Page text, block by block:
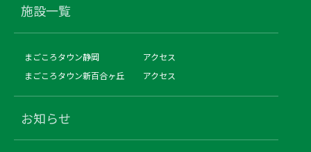
施設一覧
まごころタウン静岡
アクセス
まごころタウン新百合ヶ丘
アクセス
お知らせ